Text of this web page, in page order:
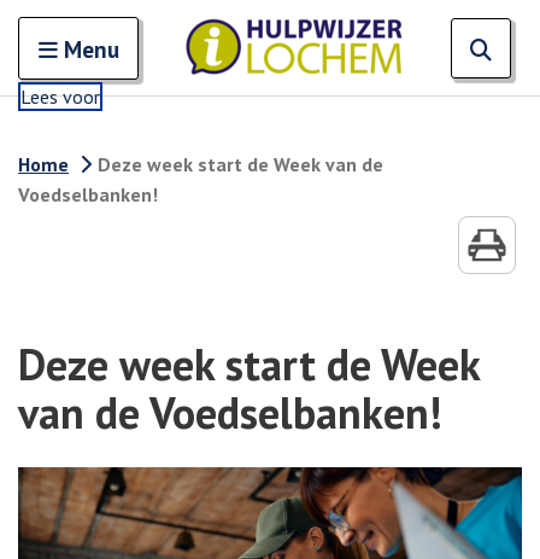
Open en sluit het
Menu
Lees voor
Home
Deze week start de Week van de
Voedselbanken!
Deze week start de Week
van de Voedselbanken!